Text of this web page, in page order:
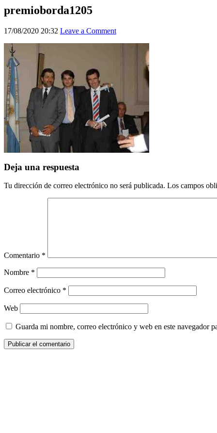
premioborda1205
17/08/2020 20:32 Leave a Comment
Deja una respuesta
Tu dirección de correo electrónico no será publicada. Los campos
Comentario *
Nombre *
Correo electrónico *
Web
Guarda mi nombre, correo electrónico y web en este navegador